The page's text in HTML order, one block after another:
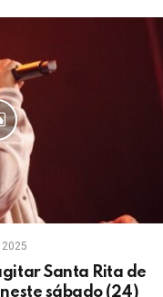
Santa Rita de
sábado (24)